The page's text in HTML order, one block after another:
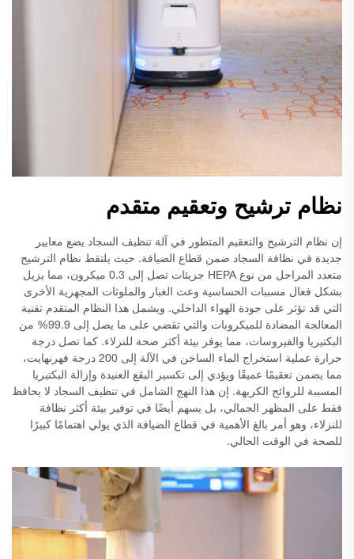
نظام ترشيح وتعقيم متقدم
إن نظام الترشيح والتعقيم المتطور في آلة تنظيف السجاد يضع معايير
جديدة في نظافة السجاد ضمن قطاع الضيافة. حيث يلتقط نظام الترشيح
متعدد المراحل من نوع HEPA جزيئات تصل إلى 0.3 ميكرون، مما يزيل
بشكل فعال مسببات الحساسية وعث الغبار والملوثات المجهرية الأخرى
التي قد تؤثر على جودة الهواء الداخلي. ويشمل هذا النظام المتقدم تقنية
المعالجة المضادة للميكروبات والتي تقضي على ما يصل إلى 99.9% من
البكتيريا والفيروسات، مما يوفر بيئة أكثر صحة للنزلاء. كما تصل درجة
حرارة عملية استخراج الماء الساخن في الآلة إلى 200 درجة فهرنهايت،
مما يضمن تعقيمًا عميقًا ويؤدي إلى تكسير البقع العنيدة وإزالة البكتيريا
المسببة للروائح الكريهة. إن هذا النهج الشامل في تنظيف السجاد لا يحافظ
فقط على المظهر الجمالي، بل يسهم أيضًا في توفير بيئة أكثر نظافة
للنزلاء، وهو أمر بالغ الأهمية في قطاع الضيافة الذي يولي اهتمامًا كبيرًا
للصحة في الوقت الحالي.